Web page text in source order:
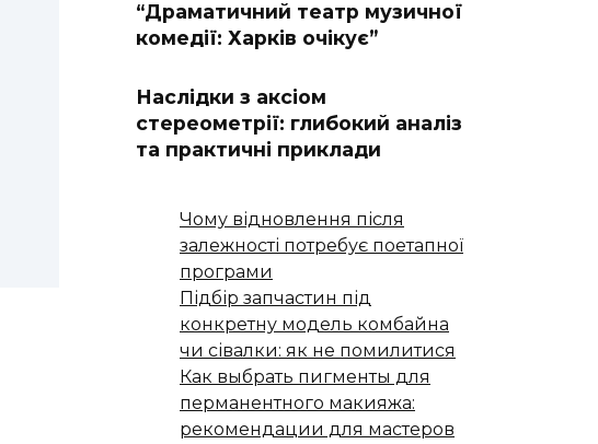
“Драматичний театр музичної
комедії: Харків очікує”
Наслідки з аксіом
стереометрії: глибокий аналіз
та практичні приклади
Чому відновлення після
залежності потребує поетапної
програми
Підбір запчастин під
конкретну модель комбайна
чи сівалки: як не помилитися
Как выбрать пигменты для
перманентного макияжа:
рекомендации для мастеров